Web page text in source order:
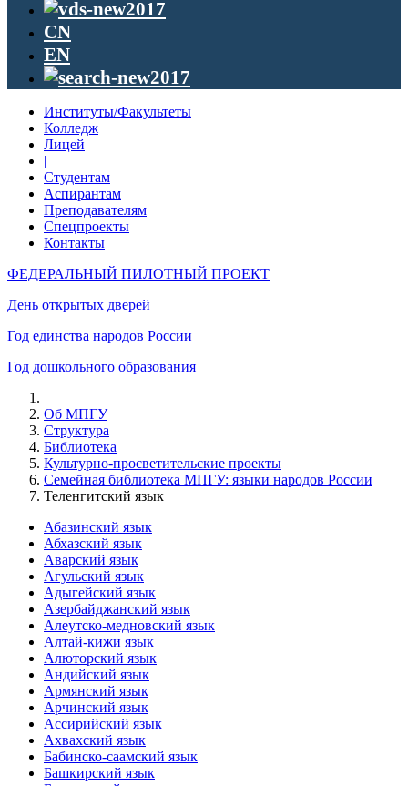
CN
EN
Институты/Факультеты
Колледж
Лицей
|
Студентам
Аспирантам
Преподавателям
Спецпроекты
Контакты
ФЕДЕРАЛЬНЫЙ ПИЛОТНЫЙ ПРОЕКТ
День открытых дверей
Год единства народов России
Год дошкольного образования
Об МПГУ
Структура
Библиотека
Культурно-просветительские проекты
Семейная библиотека МПГУ: языки народов России
Теленгитский язык
Абазинский язык
Абхазский язык
Аварский язык
Агульский язык
Адыгейский язык
Азербайджанский язык
Алеутско-медновский язык
Алтай-кижи язык
Алюторский язык
Андийский язык
Армянский язык
Арчинский язык
Ассирийский язык
Ахвахский язык
Бабинско-саамский язык
Башкирский язык